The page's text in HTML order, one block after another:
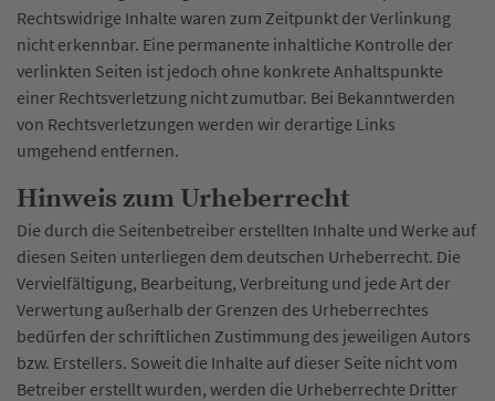
Rechtswidrige Inhalte waren zum Zeitpunkt der Verlinkung
nicht erkennbar. Eine permanente inhaltliche Kontrolle der
verlinkten Seiten ist jedoch ohne konkrete Anhaltspunkte
einer Rechtsverletzung nicht zumutbar. Bei Bekanntwerden
von Rechtsverletzungen werden wir derartige Links
umgehend entfernen.
Hinweis zum Urheberrecht
Die durch die Seitenbetreiber erstellten Inhalte und Werke auf
diesen Seiten unterliegen dem deutschen Urheberrecht. Die
Vervielfältigung, Bearbeitung, Verbreitung und jede Art der
Verwertung außerhalb der Grenzen des Urheberrechtes
bedürfen der schriftlichen Zustimmung des jeweiligen Autors
bzw. Erstellers. Soweit die Inhalte auf dieser Seite nicht vom
Betreiber erstellt wurden, werden die Urheberrechte Dritter